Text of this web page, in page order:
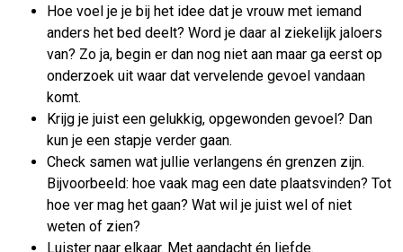
Hoe voel je je bij het idee dat je vrouw met iemand
anders het bed deelt? Word je daar al ziekelijk jaloers
van? Zo ja, begin er dan nog niet aan maar ga eerst op
onderzoek uit waar dat vervelende gevoel vandaan
komt.
Krijg je juist een gelukkig, opgewonden gevoel? Dan
kun je een stapje verder gaan.
Check samen wat jullie verlangens én grenzen zijn.
Bijvoorbeeld: hoe vaak mag een date plaatsvinden? Tot
hoe ver mag het gaan? Wat wil je juist wel of niet
weten of zien?
Luister naar elkaar. Met aandacht én liefde.